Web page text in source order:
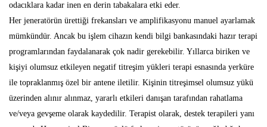
odacıklara kadar inen en derin tabakalara etki eder.
Her jeneratörün ürettiği frekansları ve amplifikasyonu manuel ayarlamak
mümkündür. Ancak bu işlem cihazın kendi bilgi bankasındaki hazır terapi
programlarından faydalanarak çok nadir gerekebilir. Yıllarca biriken ve
kişiyi olumsuz etkileyen negatif titreşim yükleri terapi esnasında yerküre
ile topraklanmış özel bir antene iletilir. Kişinin titreşimsel olumsuz yükü
üzerinden alınır alınmaz, yararlı etkileri danışan tarafından rahatlama
ve/veya gevşeme olarak kaydedilir. Terapist olarak, destek terapileri yanı